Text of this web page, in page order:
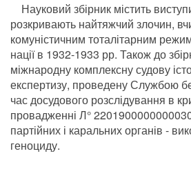
Науковий збірник містить
розкривають найтяжчий злочин,
комуністичним тоталітарним
нації в 1932-1933 рр. Також до
міжнародну комплексну судову
експертизу, проведену Службою
час досудового розслідування в
провадженні Л°
партійних і каральних органів -
геноциду.